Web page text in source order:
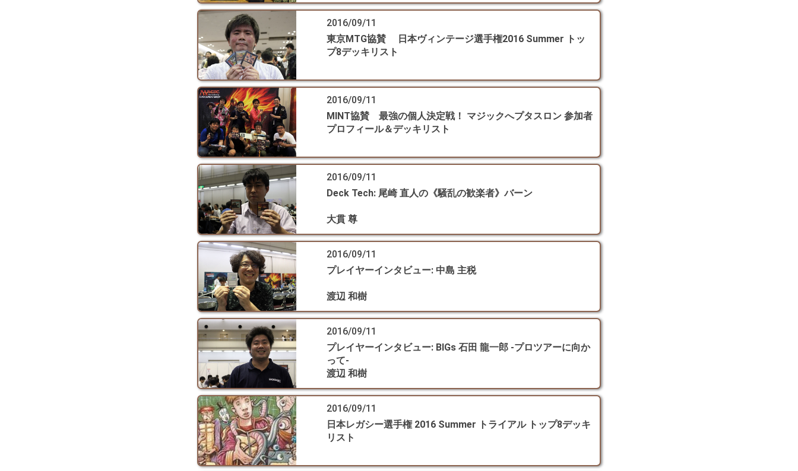
2016/09/11
東京MTG協賛 日本ヴィンテージ選手権2016 Summer トッ
プ8デッキリスト
2016/09/11
MINT協賛 最強の個人決定戦！ マジックへプタスロン 参加者
プロフィール＆デッキリスト
2016/09/11
Deck Tech: 尾崎 直人の《騒乱の歓楽者》バーン
大貫 尊
2016/09/11
プレイヤーインタビュー: 中島 主税
渡辺 和樹
2016/09/11
プレイヤーインタビュー: BIGs 石田 龍一郎 -プロツアーに向か
って-
渡辺 和樹
2016/09/11
日本レガシー選手権 2016 Summer トライアル トップ8デッキ
リスト